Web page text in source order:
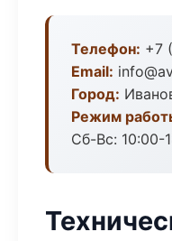
Телефон: +7
Email:
Город:
Режим
Сб-Вс: 10:00-